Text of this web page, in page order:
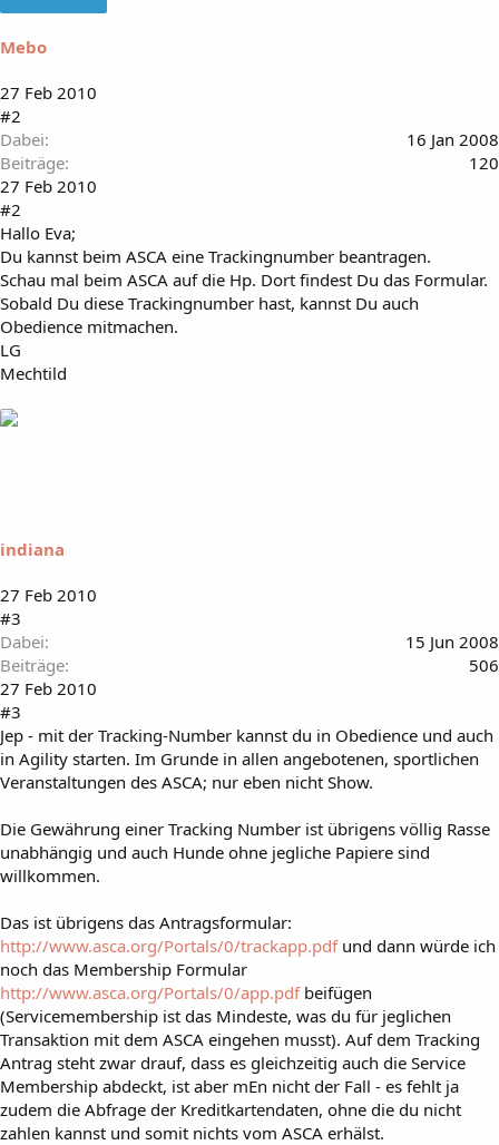
Mebo
27 Feb 2010
#2
Dabei
16 Jan 2008
Beiträge
120
27 Feb 2010
#2
Hallo Eva;
Du kannst beim ASCA eine Trackingnumber beantragen.
Schau mal beim ASCA auf die Hp. Dort findest Du das Formular.
Sobald Du diese Trackingnumber hast, kannst Du auch
Obedience mitmachen.
LG
Mechtild
indiana
27 Feb 2010
#3
Dabei
15 Jun 2008
Beiträge
506
27 Feb 2010
#3
Jep - mit der Tracking-Number kannst du in Obedience und auch
in Agility starten. Im Grunde in allen angebotenen, sportlichen
Veranstaltungen des ASCA; nur eben nicht Show.
Die Gewährung einer Tracking Number ist übrigens völlig Rasse
unabhängig und auch Hunde ohne jegliche Papiere sind
willkommen.
Das ist übrigens das Antragsformular:
http://www.asca.org/Portals/0/trackapp.pdfund dann würde ich
noch das Membership Formular
http://www.asca.org/Portals/0/app.pdfbeifügen
(Servicemembership ist das Mindeste, was du für jeglichen
Transaktion mit dem ASCA eingehen musst). Auf dem Tracking
Antrag steht zwar drauf, dass es gleichzeitig auch die Service
Membership abdeckt, ist aber mEn nicht der Fall - es fehlt ja
zudem die Abfrage der Kreditkartendaten, ohne die du nicht
zahlen kannst und somit nichts vom ASCA erhälst.